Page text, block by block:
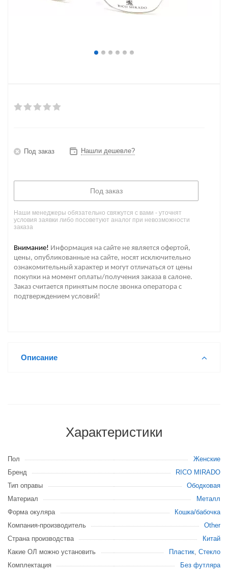
Под заказ Нашли дешевле?
Под заказ
Наши менеджеры обязательно свяжутся с вами - уточнят
условия заявки либо посоветуют аналог при невозможности
заказа
Внимание! Информация на сайте не является офертой,
цены, опубликованные на сайте, носят исключительно
ознакомительный характер и могут отличаться от цены
покупки на момент оплаты/получения заказа в салоне.
Заказ считается принятым после звонка оператора с
подтверждением условий!
Описание
Характеристики
Пол
Женские
Бренд
RICO MIRADO
Тип оправы
Ободковая
Материал
Металл
Форма окуляра
Кошка/бабочка
Компания-производитель
Other
Страна производства
Китай
Какие ОЛ можно установить
Пластик, Стекло
Комплектация
Без футляра